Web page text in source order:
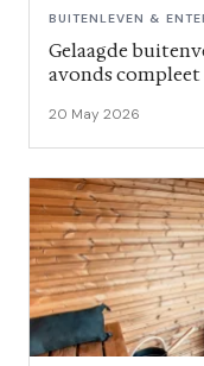
BUITENLEVEN &
Gelaagde
avonds compleet
20 May 2026